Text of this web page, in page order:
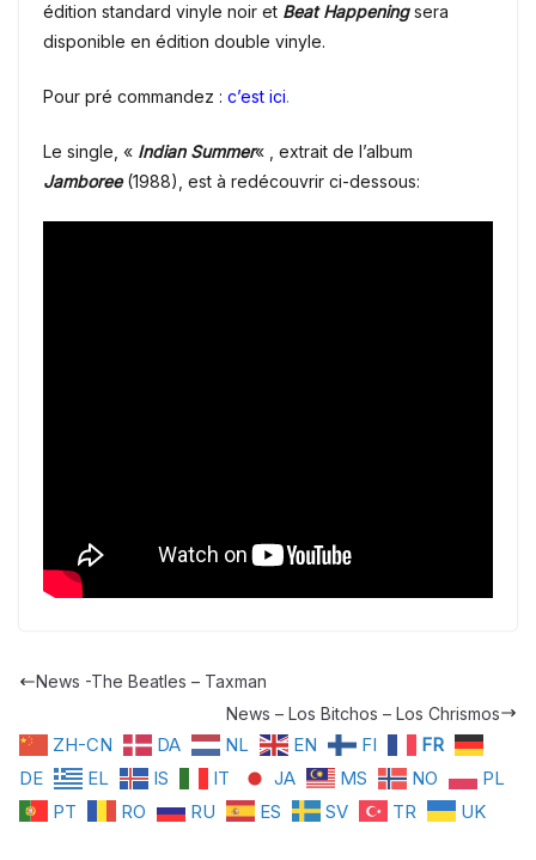
édition standard vinyle noir et Beat Happeningsera
disponible en édition double vinyle.
Pour pré commandez : c’est ici.
Le single, « Indian Summer« , extrait de l’album
Jamboree (1988), est à redécouvrir ci-dessous:
News -The Beatles – Taxman
News – Los Bitchos – Los Chrismos
ZH-CN DA NL EN FI
FR
DE
EL IS IT JA MS NO
PL
PT
RO RU ES SV TR UK